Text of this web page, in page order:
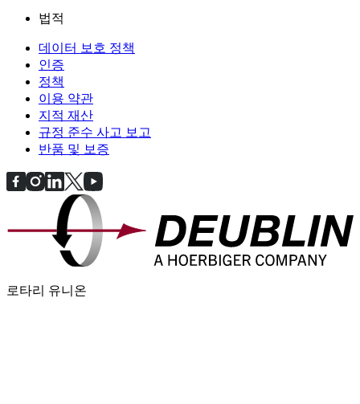
법적
데이터 보호 정책
인증
정책
이용 약관
지적 재산
규정 준수 사고 보고
반품 및 보증
로타리 유니온